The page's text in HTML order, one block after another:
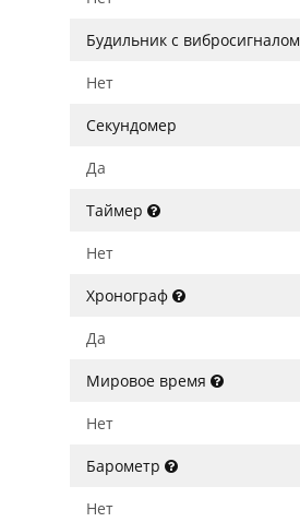
Будильник с вибросигналом
Нет
Секундомер
Да
Таймер
Нет
Хронограф
Да
Мировое время
Нет
Барометр
Нет